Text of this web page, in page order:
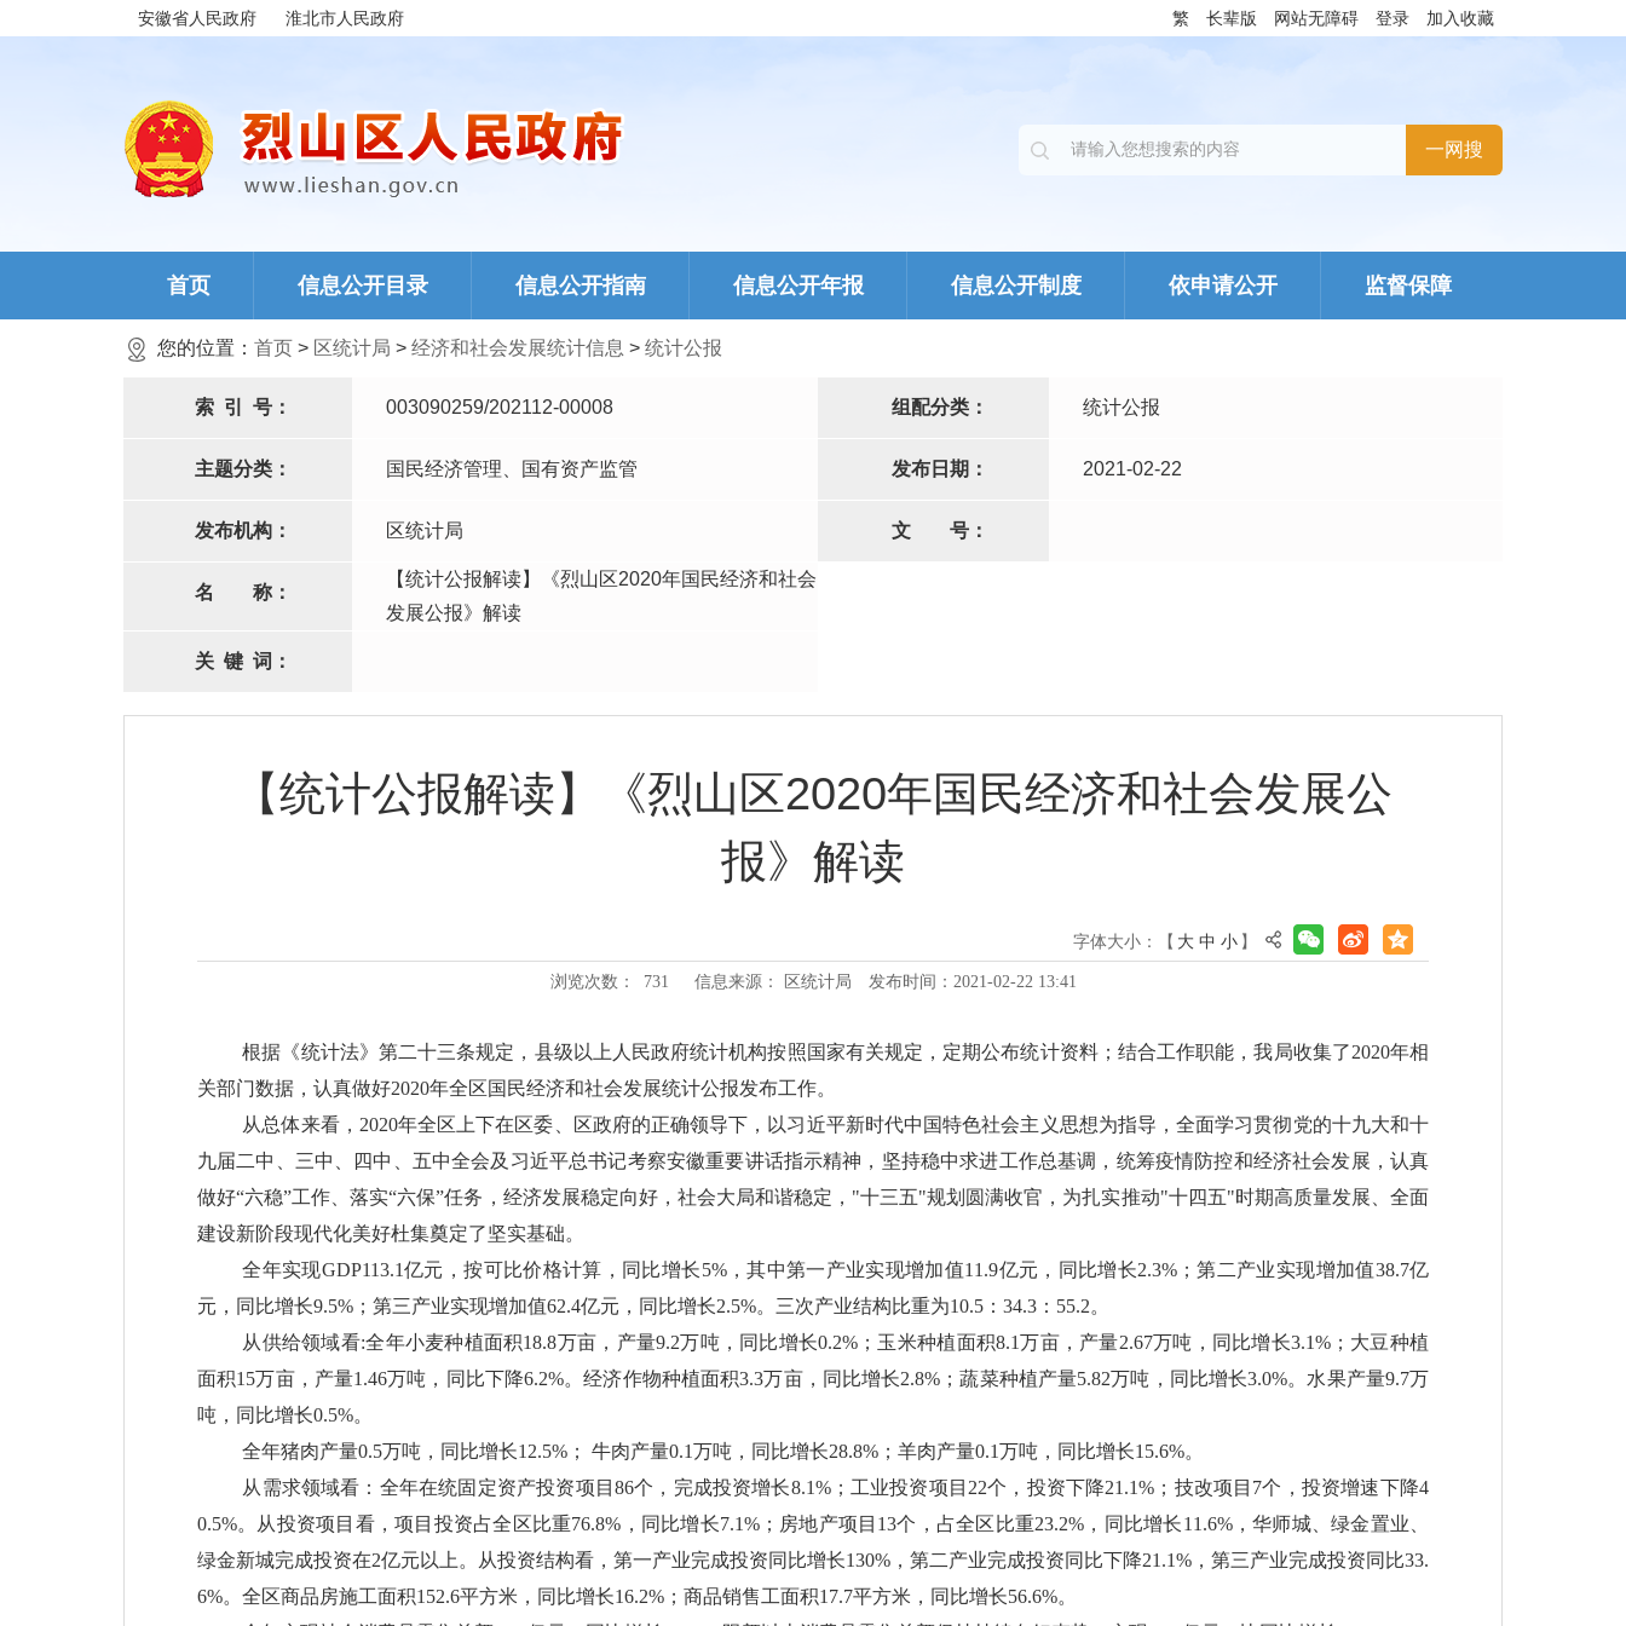
安徽省人民政府 淮北市人民政府 繁 长辈版 网站无障碍 登录 加入收藏
首页 信息公开目录 信息公开指南 信息公开年报 信息公开制度 依申请公开 监督保障
您的位置： 首页 > 区统计局 > 经济和社会发展统计信息 > 统计公报
索 引 号： 003090259/202112-00008 组配分类： 统计公报
主题分类： 国民经济管理、国有资产监管 发布日期： 2021-02-22
发布机构： 区统计局 文 号：
名 称：
【统计公报解读】《烈山区2020年国民经济和社会
发展公报》解读
关 键 词：
【统计公报解读】《烈山区2020年国民经济和社会发展公
报》解读
字体大小：【 大 中 小 】
浏览次数： 731 信息来源： 区统计局 发布时间：2021-02-22 13:41
根据《统计法》第二十三条规定，县级以上人民政府统计机构按照国家有关规定，定期公布统计资料；结合工作职能，我局收集了2020年相
关部门数据，认真做好2020年全区国民经济和社会发展统计公报发布工作。
从总体来看， 2020年全区上下在区委、区政府的正确领导下，以习近平新时代中国特色社会主义思想为指导，全面学习贯彻党的十九大和十
九届二中、三中、四中、五中全会及习近平总书记考察安徽重要讲话指示精神，坚持稳中求进工作总基调，统筹疫情防控和经济社会发展，认真
做好“六稳”工作、落实“六保”任务，经济发展稳定向好，社会大局和谐稳定，"十三五"规划圆满收官，为扎实推动"十四五"时期高质量发展、全面
建设新阶段现代化美好杜集奠定了坚实基础。
全年实现GDP113.1亿元，按可比价格计算，同比增长5%，其中第一产业实现增加值11.9亿元，同比增长2.3%；第二产业实现增加值38.7亿
元，同比增长9.5%；第三产业实现增加值62.4亿元，同比增长2.5%。三次产业结构比重为10.5：34.3：55.2。
从供给领域看:全年小麦种植面积18.8万亩，产量9.2万吨，同比增长0.2%；玉米种植面积8.1万亩，产量2.67万吨，同比增长3.1%；大豆种植
面积15万亩，产量1.46万吨，同比下降6.2%。经济作物种植面积3.3万亩，同比增长2.8%；蔬菜种植产量5.82万吨，同比增长3.0%。水果产量9.7万
吨，同比增长0.5%。
全年猪肉产量0.5万吨，同比增长12.5%； 牛肉产量0.1万吨，同比增长28.8%；羊肉产量0.1万吨，同比增长15.6%。
从需求领域看：全年在统固定资产投资项目 86个，完成投资增长8.1%；工业投资项目22个，投资下降21.1%；技改项目7个，投资增速下降4
0.5%。从投资项目看，项目投资占全区比重76.8%，同比增长7.1%；房地产项目13个，占全区比重23.2%，同比增长11.6%，华师城、绿金置业、
绿金新城完成投资在2亿元以上。从投资结构看，第一产业完成投资同比增长130%，第二产业完成投资同比下降21.1%，第三产业完成投资同比33.
6%。全区商品房施工面积152.6平方米，同比增长16.2%；商品销售工面积17.7平方米，同比增长56.6%。